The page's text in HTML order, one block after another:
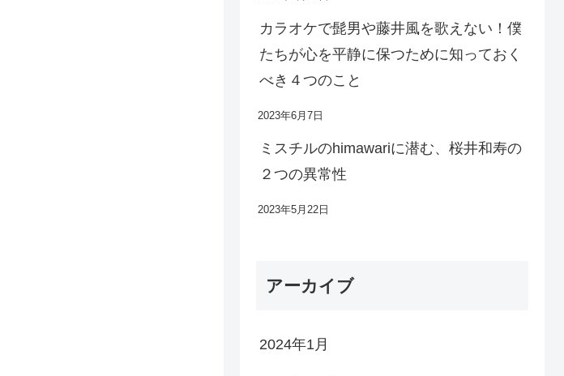
カラオケで髭男や藤井風を歌えない！僕
たちが心を平静に保つために知っておく
べき４つのこと
2023年6月7日
ミスチルのhimawariに潜む、桜井和寿の
２つの異常性
2023年5月22日
アーカイブ
2024年1月